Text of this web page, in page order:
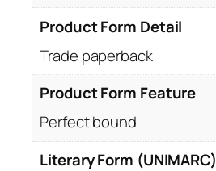
Product Form Detail
Trade paperback
Product Form Feature
Perfect bound
Literary Form (UNIMARC)